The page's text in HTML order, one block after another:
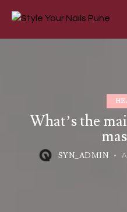
What’s the
SYN_ADMIN